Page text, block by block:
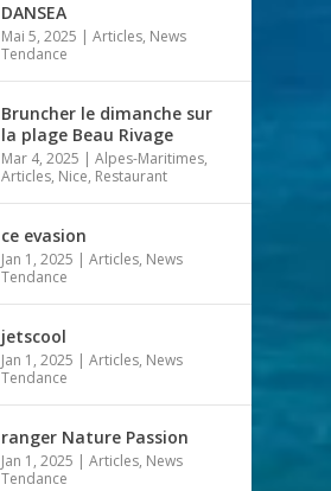
DANSEA
Mai 5, 2025 |Articles, News
Tendance
Bruncher le dimanche sur
la plage Beau Rivage
Mar 4, 2025 |Alpes-Maritimes,
Articles, Nice, Restaurant
ce evasion
Jan 1, 2025 |Articles, News
Tendance
jetscool
Jan 1, 2025 |Articles, News
Tendance
ranger Nature Passion
Jan 1, 2025 |Articles, News
Tendance